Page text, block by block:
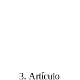
Artículo